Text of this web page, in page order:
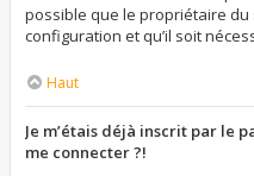
possible que le propriétaire
configuration et qu’il soit
Haut
Je m’étais déjà inscrit par le
me connecter ?!